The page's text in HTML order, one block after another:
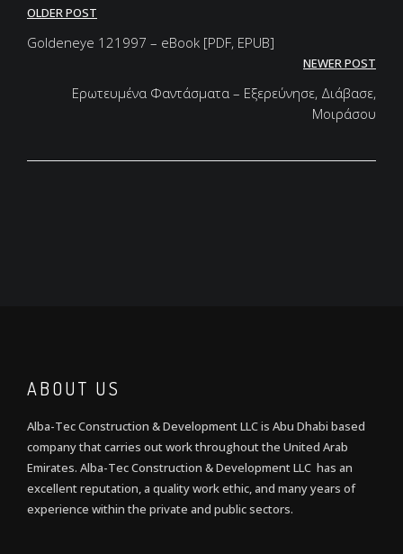
Post
navigation
OLDER POST
Goldeneye 121997 – eBook [PDF, EPUB]
NEWER POST
Ερωτευμένα Φαντάσματα – Εξερεύνησε, Διάβασε,
Μοιράσου
ABOUT US
Alba-Tec Construction & Development LLC is Abu Dhabi based
company that carries out work throughout the United Arab
Emirates. Alba-Tec Construction & Development LLC has an
excellent reputation, a quality work ethic, and many years of
experience within the private and public sectors.